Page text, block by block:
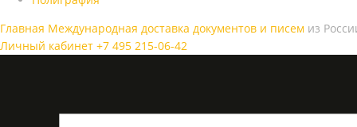
Главная Международная доставка документов и писем из
Личный кабинет +7 495 215-06-42